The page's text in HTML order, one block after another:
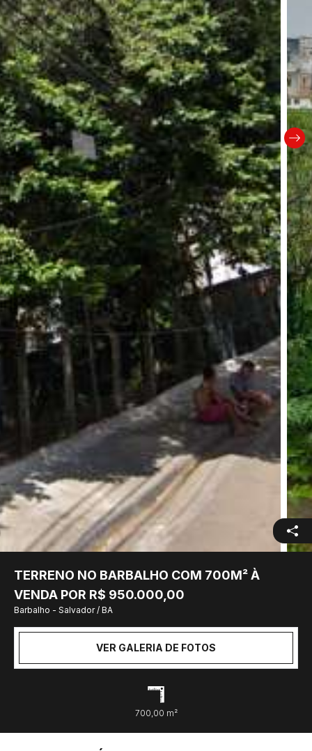
TERRENO NO BARBALHO COM 700M² À
VENDA POR R$ 950.000,00
Barbalho - Salvador / BA
VER GALERIA DE FOTOS
700,00 m²